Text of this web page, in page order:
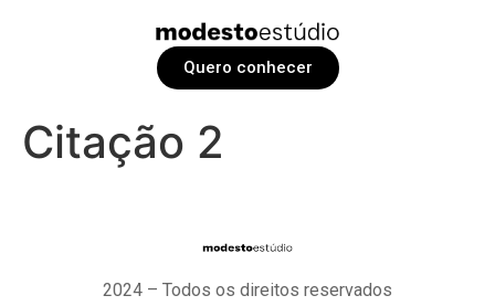
Quero conhecer
Citação 2
2024 – Todos os direitos reservados